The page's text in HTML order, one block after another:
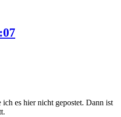
ich es hier nicht gepostet. Dann ist